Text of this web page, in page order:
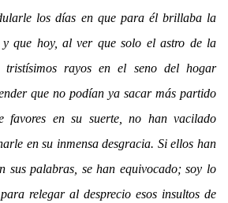
los días en que para él brillaba la
que hoy, al ver que solo el astro de la
tristísimos rayos en el seno del hogar
que no podían ya sacar más partido
favores en su suerte, no han vacilado
en su inmensa desgracia. Si ellos han
sus palabras, se han equivocado; soy lo
relegar al desprecio esos insultos de